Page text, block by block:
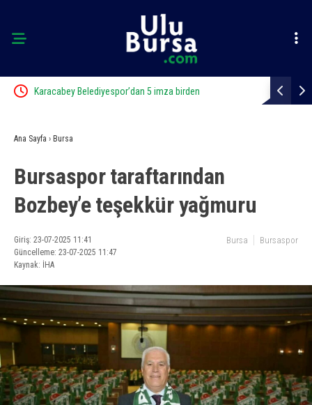
Karacabey Belediyespor’dan 5 imza birden
Ana Sayfa › Bursa
Bursaspor taraftarından
Bozbey’e teşekkür yağmuru
Giriş: 23-07-2025 11:41
Güncelleme: 23-07-2025 11:47
Kaynak: İHA
Bursa Bursaspor